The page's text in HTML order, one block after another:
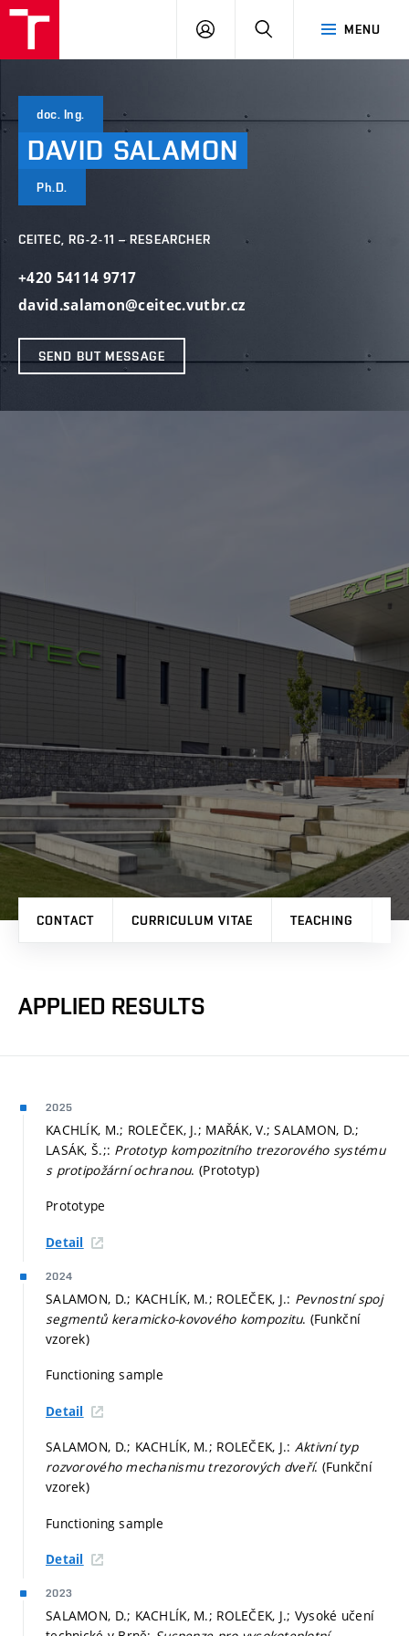
MENU
LOG
SEARCH
doc. Ing.
DAVID SALAMON
Ph.D.
CEITEC, RG-2-11 – RESEARCHER
+420 54114 9717
david.salamon@ceitec.vutbr.cz
SEND BUT MESSAGE
CONTACT CURRICULUM VITAE TEACHING
APPLIED RESULTS
2025
KACHLÍK, M.; ROLEČEK, J.; MAŘÁK, V.; SALAMON, D.;
LASÁK, Š.;: Prototyp kompozitního trezorového systému
s protipožární ochranou. (Prototyp)
Prototype
Detail
2024
SALAMON, D.; KACHLÍK, M.; ROLEČEK, J.: Pevnostní spoj
segmentů keramicko-kovového kompozitu. (Funkční
vzorek)
Functioning sample
Detail
SALAMON, D.; KACHLÍK, M.; ROLEČEK, J.: Aktivní typ
rozvorového mechanismu trezorových dveří. (Funkční
vzorek)
Functioning sample
Detail
2023
SALAMON, D.; KACHLÍK, M.; ROLEČEK, J.; Vysoké učení